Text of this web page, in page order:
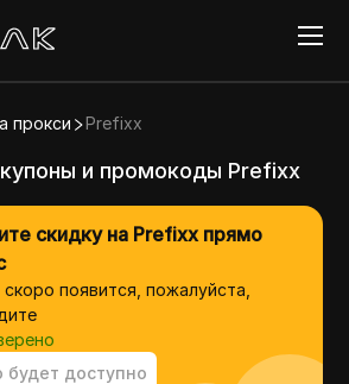
прокси Prefixx
и промокоды Prefixx
скидку на Prefixx прямо
появится, пожалуйста,
будет доступно